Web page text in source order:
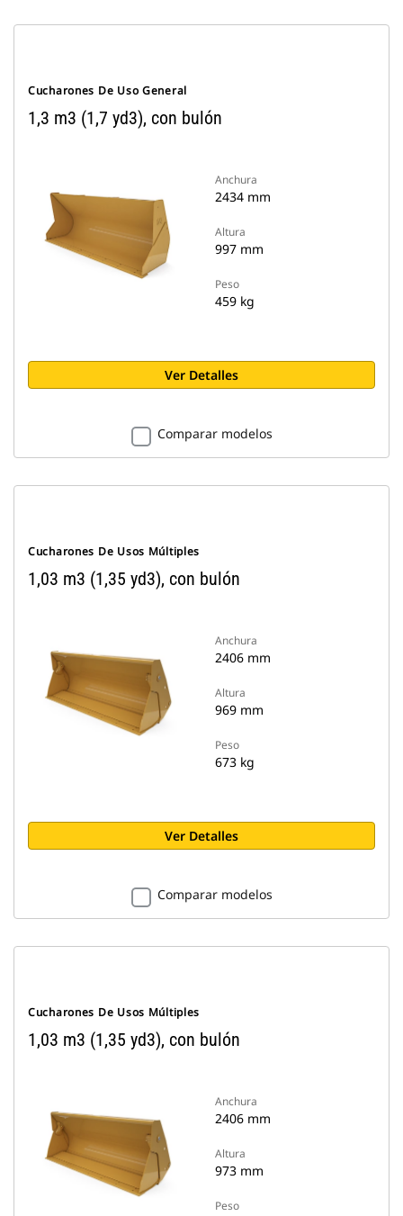
Cucharones De Uso General
1,3 m3 (1,7 yd3), con bulón
Anchura
2434 mm
Altura
997 mm
Peso
459 kg
Ver Detalles
Comparar modelos
Cucharones De Usos Múltiples
1,03 m3 (1,35 yd3), con bulón
Anchura
2406 mm
Altura
969 mm
Peso
673 kg
Ver Detalles
Comparar modelos
Cucharones De Usos Múltiples
1,03 m3 (1,35 yd3), con bulón
Anchura
2406 mm
Altura
973 mm
Peso